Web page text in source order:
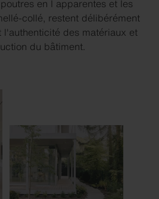
en I apparentes et les
collé, restent délibérément
l'authenticité des matériaux et
du bâtiment.